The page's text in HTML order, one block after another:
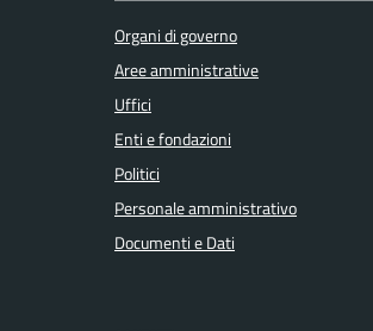
Organi di governo
Aree amministrative
Uffici
Enti e fondazioni
Politici
Personale amministrativo
Documenti e Dati